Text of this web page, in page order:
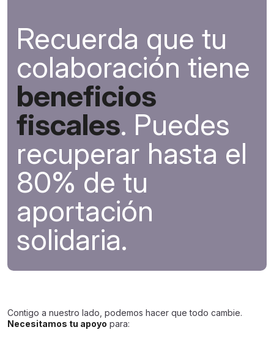
Recuerda que tu
colaboración tiene
beneficios
fiscales. Puedes
recuperar hasta el
80% de tu
aportación
solidaria.
Contigo a nuestro lado, podemos hacer que todo cambie.
Necesitamos tu apoyo para: